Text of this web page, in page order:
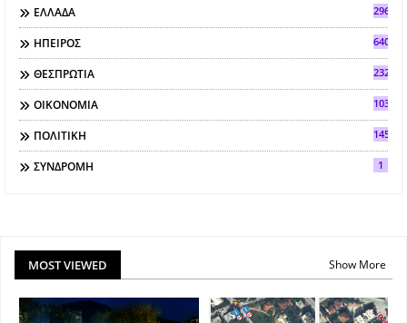
ΕΛΛΑΔΑ 296
ΗΠΕΙΡΟΣ 640
ΘΕΣΠΡΩΤΙΑ 2321
ΟΙΚΟΝΟΜΙΑ 103
ΠΟΛΙΤΙΚΗ 145
ΣΥΝΔΡΟΜΗ 1
MOST VIEWED Show More